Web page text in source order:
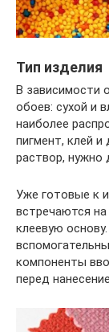
Тип изделия
В зависимости
обоев: сухой и
наиболее
пигмент, клей
раствор, нужно
Уже готовые к
встречаются
клеевую
компоненты
перед